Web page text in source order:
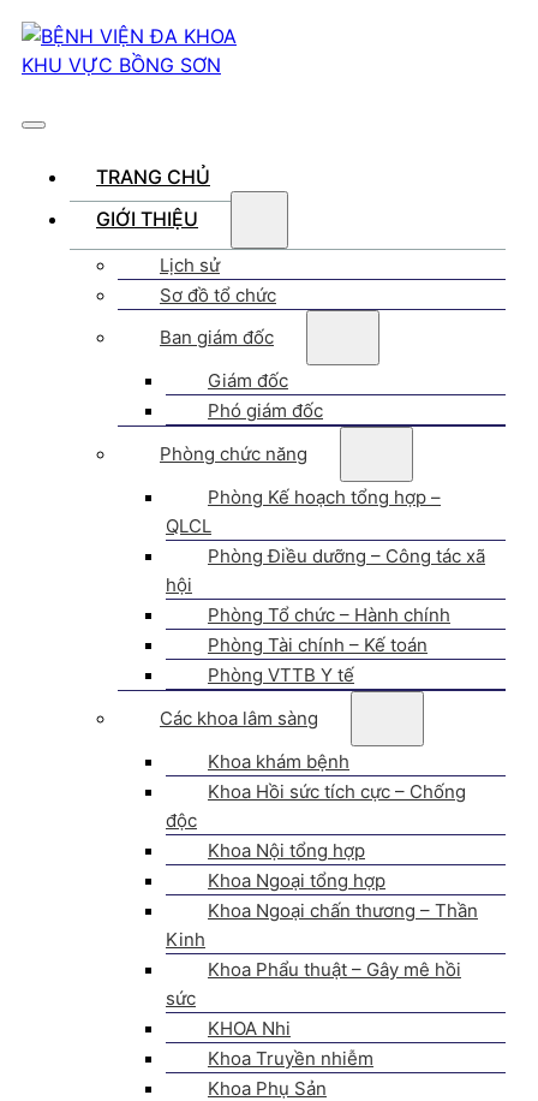
TRANG CHỦ
GIỚI THIỆU
Lịch sử
Sơ đồ tổ chức
Ban giám đốc
Giám đốc
Phó giám đốc
Phòng chức năng
Phòng Kế hoạch tổng hợp –
QLCL
Phòng Điều dưỡng – Công tác xã
hội
Phòng Tổ chức – Hành chính
Phòng Tài chính – Kế toán
Phòng VTTB Y tế
Các khoa lâm sàng
Khoa khám bệnh
Khoa Hồi sức tích cực – Chống
độc
Khoa Nội tổng hợp
Khoa Ngoại tổng hợp
Khoa Ngoại chấn thương – Thần
Kinh
Khoa Phẩu thuật – Gây mê hồi
sức
KHOA Nhi
Khoa Truyền nhiễm
Khoa Phụ Sản